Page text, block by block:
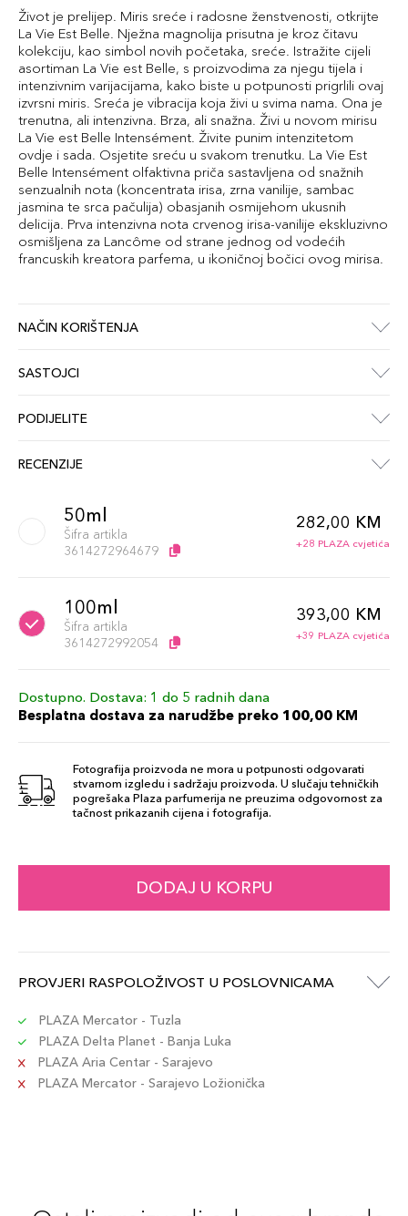
Život je prelijep. Miris sreće i radosne ženstvenosti, otkrijte
La Vie Est Belle. Nježna magnolija prisutna je kroz čitavu
kolekciju, kao simbol novih početaka, sreće. Istražite cijeli
asortiman La Vie est Belle, s proizvodima za njegu tijela i
intenzivnim varijacijama, kako biste u potpunosti prigrlili ovaj
izvrsni miris. Sreća je vibracija koja živi u svima nama. Ona je
trenutna, ali intenzivna. Brza, ali snažna. Živi u novom mirisu
La Vie est Belle Intensément. Živite punim intenzitetom
ovdje i sada. Osjetite sreću u svakom trenutku. La Vie Est
Belle Intensément olfaktivna priča sastavljena od snažnih
senzualnih nota (koncentrata irisa, zrna vanilije, sambac
jasmina te srca pačulija) obasjanih osmijehom ukusnih
delicija. Prva intenzivna nota crvenog irisa-vanilije ekskluzivno
osmišljena za Lancôme od strane jednog od vodećih
francuskih kreatora parfema, u ikoničnoj bočici ovog mirisa.
NAČIN KORIŠTENJA
SASTOJCI
PODIJELITE
RECENZIJE
50ml
Šifra artikla
3614272964679
282,00 KM
+28 PLAZA cvjetića
100ml
Šifra artikla
3614272992054
393,00 KM
+39 PLAZA cvjetića
Dostupno. Dostava: 1 do 5 radnih dana
Besplatna dostava za narudžbe preko 100,00 KM
Fotografija proizvoda ne mora u potpunosti odgovarati
stvarnom izgledu i sadržaju proizvoda. U slučaju tehničkih
pogrešaka Plaza parfumerija ne preuzima odgovornost za
tačnost prikazanih cijena i fotografija.
DODAJ U KORPU
PROVJERI RASPOLOŽIVOST U POSLOVNICAMA
PLAZA Mercator - Tuzla
PLAZA Delta Planet - Banja Luka
PLAZA Aria Centar - Sarajevo
PLAZA Mercator - Sarajevo Ložionička